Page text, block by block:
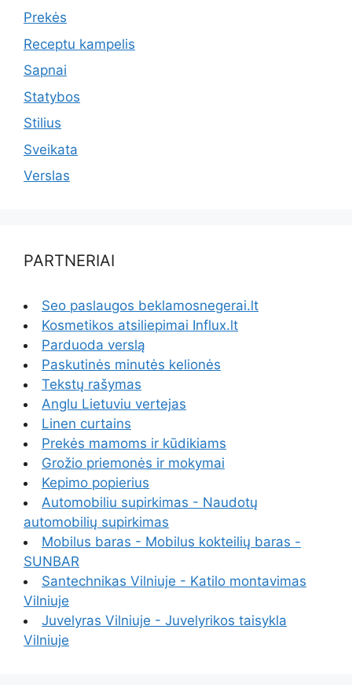
Prekės
Receptu kampelis
Sapnai
Statybos
Stilius
Sveikata
Verslas
PARTNERIAI
Seo paslaugos beklamosnegerai.lt
Kosmetikos atsiliepimai Influx.lt
Parduoda verslą
Paskutinės minutės kelionės
Tekstų rašymas
Anglu Lietuviu vertejas
Linen curtains
Prekės mamoms ir kūdikiams
Grožio priemonės ir mokymai
Kepimo popierius
Automobiliu supirkimas - Naudotų
automobilių supirkimas
Mobilus baras - Mobilus kokteilių baras -
SUNBAR
Santechnikas Vilniuje - Katilo montavimas
Vilniuje
Juvelyras Vilniuje - Juvelyrikos taisykla
Vilniuje